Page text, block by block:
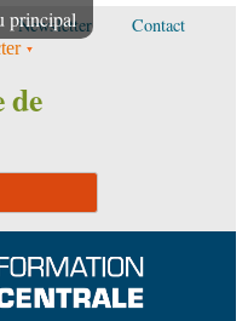
principal
Newsletter Contact